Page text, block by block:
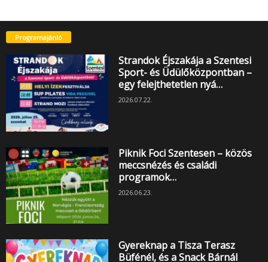
Programajánló
Strandok Éjszakája a Szentesi
Sport- és Üdülőközpontban –
egy felejthetetlen nyá…
2026.07.22.
Piknik Foci Szentesen – közös
meccsnézés és családi
programok…
2026.06.23.
Gyereknap a Tisza Terasz
Büfénél, és a Snack Bárnál